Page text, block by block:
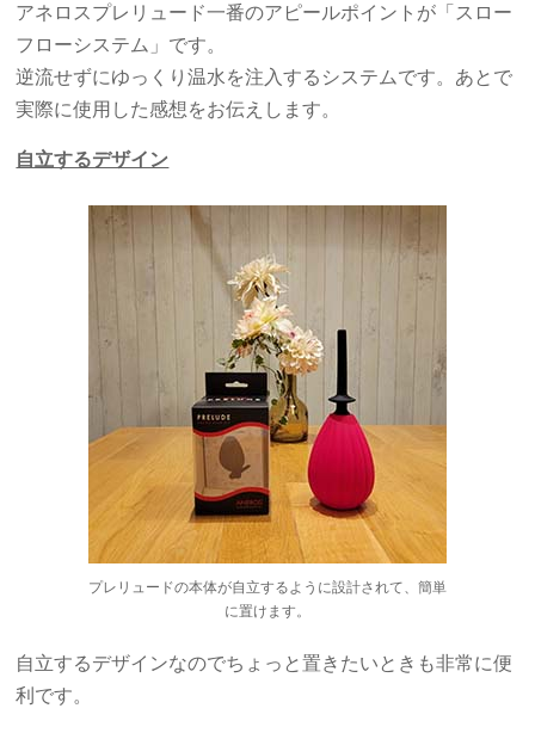
アネロスプレリュード一番のアピールポイントが「スロー
フローシステム」です。
逆流せずにゆっくり温水を注入するシステムです。あとで
実際に使用した感想をお伝えします。
自立するデザイン
プレリュードの本体が自立するように設計されて、簡単
に置けます。
自立するデザインなのでちょっと置きたいときも非常に便
利です。